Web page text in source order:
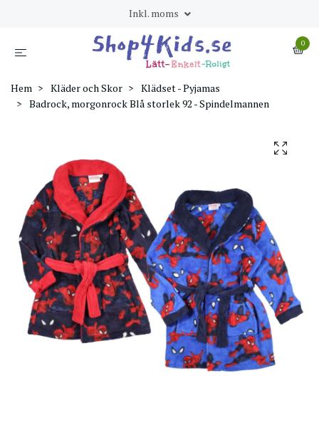
Inkl. moms
0
Hem Kläder och Skor
Klädset - Pyjamas
Badrock, morgonrock Blå storlek 92 - Spindelmannen